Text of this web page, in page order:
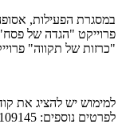
במסגרת הפעילות,
פרוייקט "הגדה של
"כרזות של תקווה"
לפרטים נוספים: 054-8109145.